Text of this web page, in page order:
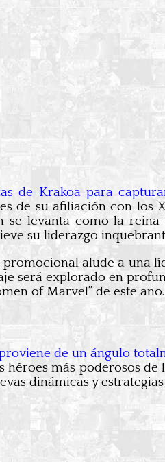
de Krakoa para
de su afiliación con los
se levanta como la
su liderazgo
alude a una
será explorado en
of Marvel” de este año.
de un ángulo
más poderosos
dinámicas y